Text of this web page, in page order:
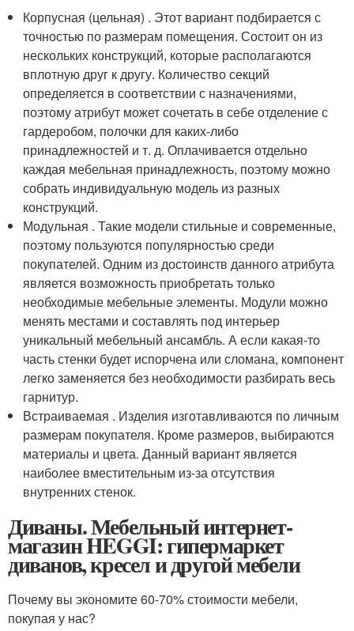
Корпусная (цельная) . Этот вариант подбирается с
точностью по размерам помещения. Состоит он из
нескольких конструкций, которые располагаются
вплотную друг к другу. Количество секций
определяется в соответствии с назначениями,
поэтому атрибут может сочетать в себе отделение с
гардеробом, полочки для каких-либо
принадлежностей и т. д. Оплачивается отдельно
каждая мебельная принадлежность, поэтому можно
собрать индивидуальную модель из разных
конструкций.
Модульная . Такие модели стильные и современные,
поэтому пользуются популярностью среди
покупателей. Одним из достоинств данного атрибута
является возможность приобретать только
необходимые мебельные элементы. Модули можно
менять местами и составлять под интерьер
уникальный мебельный ансамбль. А если какая-то
часть стенки будет испорчена или сломана, компонент
легко заменяется без необходимости разбирать весь
гарнитур.
Встраиваемая . Изделия изготавливаются по личным
размерам покупателя. Кроме размеров, выбираются
материалы и цвета. Данный вариант является
наиболее вместительным из-за отсутствия
внутренних стенок.
Диваны. Мебельный интернет-
магазин HEGGI: гипермаркет
диванов, кресел и другой мебели
Почему вы экономите 60-70% стоимости мебели,
покупая у нас?